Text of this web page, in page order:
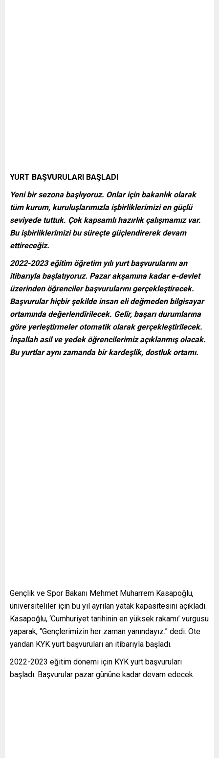
YURT BAŞVURULARI BAŞLADI
Yeni bir sezona başlıyoruz. Onlar için bakanlık olarak
tüm kurum, kuruluşlarımızla işbirliklerimizi en güçlü
seviyede tuttuk. Çok kapsamlı hazırlık çalışmamız var.
Bu işbirliklerimizi bu süreçte güçlendirerek devam
ettireceğiz.
2022-2023 eğitim öğretim yılı yurt başvurularını an
itibarıyla başlatıyoruz. Pazar akşamına kadar e-devlet
üzerinden öğrenciler başvurularını gerçekleştirecek.
Başvurular hiçbir şekilde insan eli değmeden bilgisayar
ortamında değerlendirilecek. Gelir, başarı durumlarına
göre yerleştirmeler otomatik olarak gerçekleştirilecek.
İnşallah asil ve yedek öğrencilerimiz açıklanmış olacak.
Bu yurtlar aynı zamanda bir kardeşlik, dostluk ortamı.
Gençlik ve Spor Bakanı Mehmet Muharrem Kasapoğlu,
üniversiteliler için bu yıl ayrılan yatak kapasitesini açıkladı.
Kasapoğlu, ‘Cumhuriyet tarihinin en yüksek rakamı’ vurgusu
yaparak, “Gençlerimizin her zaman yanındayız.” dedi. Öte
yandan KYK yurt başvuruları an itibarıyla başladı.
2022-2023 eğitim dönemi için KYK yurt başvuruları
başladı. Başvurular pazar gününe kadar devam edecek.